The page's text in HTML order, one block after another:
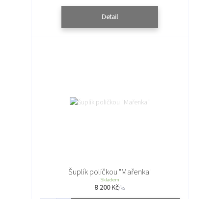
Detail
Šuplík poličkou "Mařenka"
8 200 Kč/ks
Skladem